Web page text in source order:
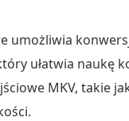
umożliwia
ułatwia naukę
MKV, takie